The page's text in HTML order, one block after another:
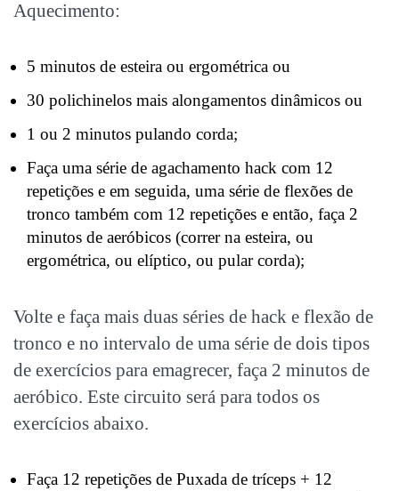
Aquecimento:
5 minutos de esteira ou ergométrica ou
30 polichinelos mais alongamentos dinâmicos ou
1 ou 2 minutos pulando corda;
Faça uma série de agachamento hack com 12
repetições e em seguida, uma série de flexões de
tronco também com 12 repetições e então, faça 2
minutos de aeróbicos (correr na esteira, ou
ergométrica, ou elíptico, ou pular corda);
Volte e faça mais duas séries de hack e flexão de
tronco e no intervalo de uma série de dois tipos
de exercícios para emagrecer, faça 2 minutos de
aeróbico. Este circuito será para todos os
exercícios abaixo.
Faça 12 repetições de Puxada de tríceps + 12